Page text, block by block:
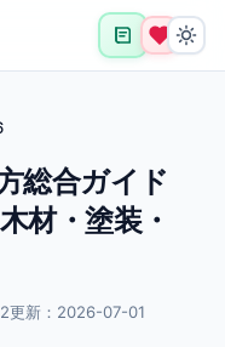
総合ガイド
材・塗装・
更新：2026-07-01